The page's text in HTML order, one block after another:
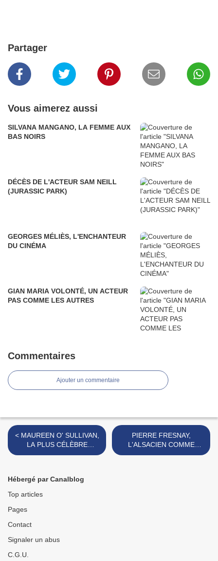
Partager
Vous aimerez aussi
SILVANA MANGANO, LA FEMME AUX
BAS NOIRS
DÉCÈS DE L'ACTEUR SAM NEILL
(JURASSIC PARK)
GEORGES MÉLIÈS, L'ENCHANTEUR
DU CINÉMA
GIAN MARIA VOLONTÉ, UN ACTEUR
PAS COMME LES AUTRES
Commentaires
Ajouter un commentaire
< MAUREEN O' SULLIVAN,
LA PLUS CÉLÈBRE
COMPAGNE DE TARZAN
PIERRE FRESNAY,
L'ALSACIEN COMME
DISAIT RAIMU... >
Hébergé par Canalblog
Top articles
Pages
Contact
Signaler un abus
C.G.U.